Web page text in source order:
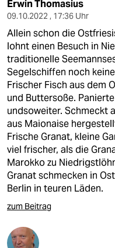
Erwin Thomasius
09.10.2022 , 17:36 Uhr
Allein schon die
lohnt einen Besuch in
traditionelle
Segelschiffen noch
Frischer Fisch aus dem
und Buttersoße.
undsoweiter. Schmeckt
aus Maionaise
Frische Granat, kleine
viel frischer, als die
Marokko zu
Granat schmecken in
Berlin in teuren Läden.
zum Beitrag